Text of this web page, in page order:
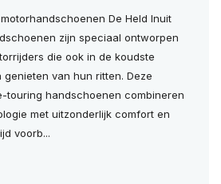
De Held Inuit
zijn speciaal ontworpen
die ook in de koudste
van hun ritten. Deze
touring handschoenen combineren
met uitzonderlijk comfort en
voorb...